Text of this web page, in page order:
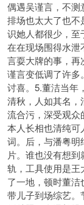
偶遇吴谨言，不测
排场也太大了也不
识她人都很少，
在在现场围得水
言耍大牌的事，再
谨言变低调了许多
讨喜。5.董洁当年
清秋，人如其名，
流合污，深受观
本人长相也清纯可
词。后，与潘粤明
片。谁也没有想
轨，工具使用是
了一地，顿时董
带儿子到场综艺。